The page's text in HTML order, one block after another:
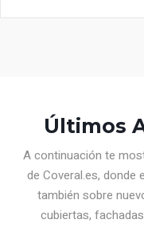
Últimos
A continuación te
de Coveral.es,
también sobre
cubiertas,